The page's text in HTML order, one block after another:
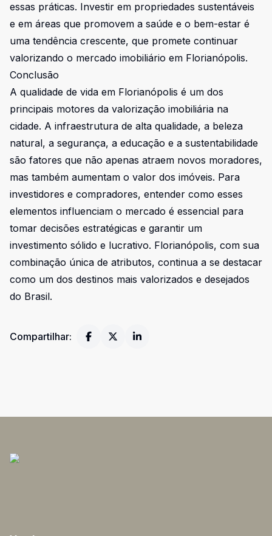
essas práticas. Investir em propriedades sustentáveis
e em áreas que promovem a saúde e o bem-estar é
uma tendência crescente, que promete continuar
valorizando o mercado imobiliário em Florianópolis.
Conclusão
A qualidade de vida em Florianópolis é um dos
principais motores da valorização imobiliária na
cidade. A infraestrutura de alta qualidade, a beleza
natural, a segurança, a educação e a sustentabilidade
são fatores que não apenas atraem novos moradores,
mas também aumentam o valor dos imóveis. Para
investidores e compradores, entender como esses
elementos influenciam o mercado é essencial para
tomar decisões estratégicas e garantir um
investimento sólido e lucrativo. Florianópolis, com sua
combinação única de atributos, continua a se destacar
como um dos destinos mais valorizados e desejados
do Brasil.
Compartilhar: